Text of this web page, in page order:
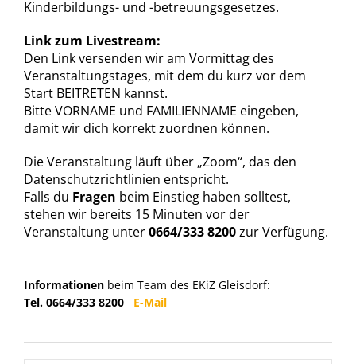
Kinderbildungs- und -betreuungsgesetzes.
Link zum Livestream:
Den Link versenden wir am Vormittag des
Veranstaltungstages, mit dem du kurz vor dem
Start BEITRETEN kannst.
Bitte VORNAME und FAMILIENNAME eingeben,
damit wir dich korrekt zuordnen können.
Die Veranstaltung läuft über „Zoom“, das den
Datenschutzrichtlinien entspricht.
Falls du Fragen beim Einstieg haben solltest,
stehen wir bereits 15 Minuten vor der
Veranstaltung unter0664/333 8200zur Verfügung.
Informationen beim Team des EKiZ Gleisdorf:
Tel. 0664/333 8200 E-Mail